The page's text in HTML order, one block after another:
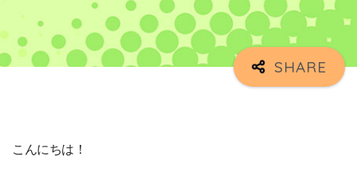
こんにちは！